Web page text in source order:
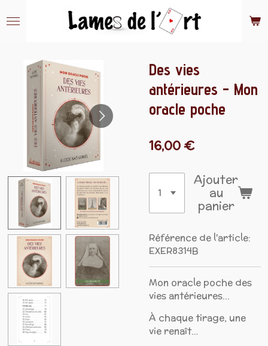
au
Des vies
antérieures - Mon
oracle poche
16,00 €
Ajouter
au
panier
Référence de l'article:
EXER8314B
Mon oracle poche des
vies antérieures...
À chaque tirage, une
vie renaît…